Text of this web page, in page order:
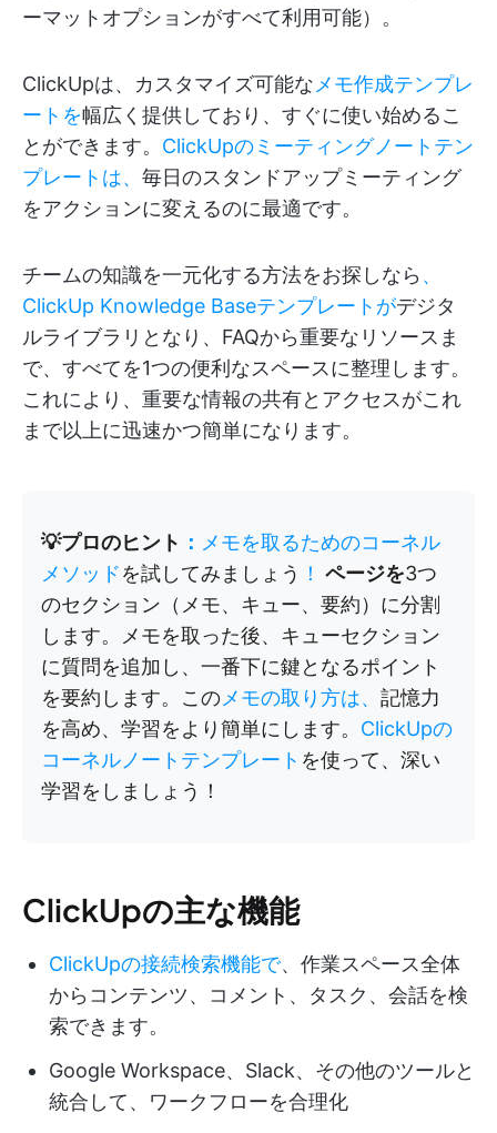
ーマットオプションがすべて利用可能）。
ClickUpは、カスタマイズ可能なメモ作成テンプレ
ートを幅広く提供しており、すぐに使い始めるこ
とができます。 ClickUpのミーティングノートテン
プレートは、 毎日のスタンドアップミーティング
をアクションに変えるのに最適です。
チームの知識を一元化する方法をお探しなら 、
ClickUp Knowledge Baseテンプレートがデジタ
ルライブラリとなり、FAQから重要なリソースま
で、すべてを1つの便利なスペースに整理します。
これにより、重要な情報の共有とアクセスがこれ
まで以上に迅速かつ簡単になります。
💡プロのヒント ： メモを取るためのコーネル
メソッドを試してみましょう ！ ページを3つ
のセクション（メモ、キュー、要約） に分割
します。メモを取った後、キューセクション
に質問を追加し、一番下に鍵となるポイント
を要約します。このメモの取り方は、 記憶力
を高め、学習をより簡単にします。 ClickUpの
コーネルノートテンプレート を使って、深い
学習をしましょう！
ClickUpの主な機能
ClickUpの接続検索機能で、作業スペース全体
からコンテンツ、コメント、タスク、会話を検
索できます。
Google Workspace、Slack、その他のツールと
統合して、ワークフローを合理化